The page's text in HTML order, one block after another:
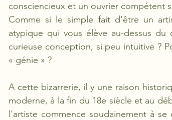
consciencieux et un ouvrier compétent
Comme si le simple fait d'être un
atypique qui vous élève au-dessus
curieuse conception, si peu intuitive ?
« génie » ?
A cette bizarrerie, il y une raison
moderne, à la fin du 18e siècle et au
l'artiste commence soudainement à